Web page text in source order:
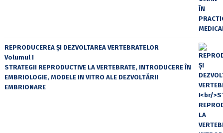
REPRODUCEREA ȘI DEZVOLTAREA VERTEBRATELOR
Volumul I
STRATEGII REPRODUCTIVE LA VERTEBRATE, INTRODUCERE ÎN
EMBRIOLOGIE, MODELE IN VITRO ALE DEZVOLTĂRII
EMBRIONARE